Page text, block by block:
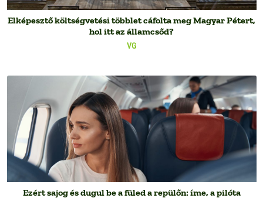
VG
Elképesztő költségvetési többlet cáfolta meg Magyar Pétert,
hol itt az államcsőd?
Ezért sajog és dugul be a füled a repülőn: íme, a pilóta